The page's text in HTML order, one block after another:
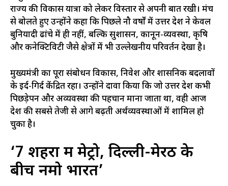
राज्य की विकास यात्रा को लेकर विस्तार से अपनी बात रखी। मंच
से बोलते हुए उन्होंने कहा कि पिछले नौ वर्षों में उत्तर प्रदेश ने केवल
बुनियादी ढांचे में ही नहीं, बल्कि सुशासन, कानून-व्यवस्था, कृषि
और कनेक्टिविटी जैसे क्षेत्रों में भी उल्लेखनीय परिवर्तन देखा है।
मुख्यमंत्री का पूरा संबोधन विकास, निवेश और प्रशासनिक बदलावों
के इर्द-गिर्द केंद्रित रहा। उन्होंने दावा किया कि जो उत्तर प्रदेश कभी
पिछड़ेपन और अव्यवस्था की पहचान माना जाता था, वही आज
देश की सबसे तेजी से आगे बढ़ती अर्थव्यवस्थाओं में शामिल हो
चुका है।
‘7 शहरों में मेट्रो, दिल्ली-मेरठ के
बीच नमो भारत’